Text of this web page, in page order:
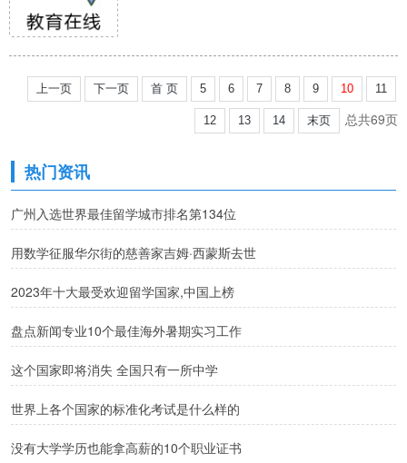
上一页 下一页 首 页 5 6 7 8 9 10 11
12 13 14 末页 总共69页
热门资讯
广州入选世界最佳留学城市排名第134位
用数学征服华尔街的慈善家吉姆·西蒙斯去世
2023年十大最受欢迎留学国家,中国上榜
盘点新闻专业10个最佳海外暑期实习工作
这个国家即将消失 全国只有一所中学
世界上各个国家的标准化考试是什么样的
没有大学学历也能拿高薪的10个职业证书